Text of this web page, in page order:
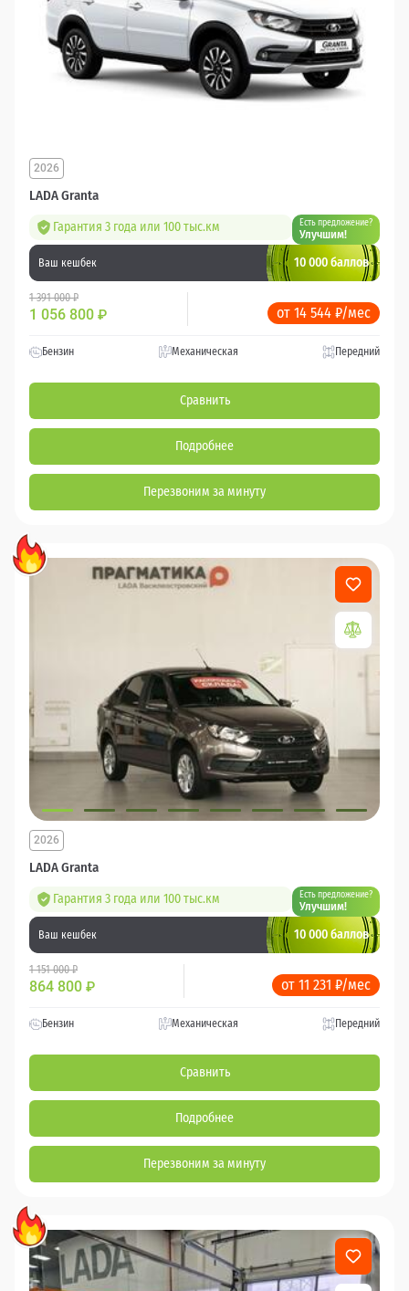
LADA Granta
2026
Гарантия 3 года или 100 тыс.км Есть предложение?
Улучшим!
Ваш кешбек 10 000 баллов
1 391 000 ₽
1 056 800 ₽ от 14 544 ₽/мес
Бензин Механическая Передний
Сравнить
Подробнее
Перезвоним за минуту
LADA Granta
2026
Гарантия 3 года или 100 тыс.км Есть предложение?
Улучшим!
Ваш кешбек 10 000 баллов
1 151 000 ₽
864 800 ₽ от 11 231 ₽/мес
Бензин Механическая Передний
Сравнить
Подробнее
Перезвоним за минуту